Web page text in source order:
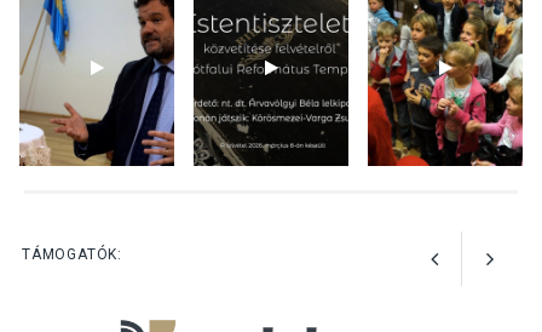
teli búcsúhétvége lesz
KÖZÉLET 2026 AUG 04
TÁMOGATÓK: